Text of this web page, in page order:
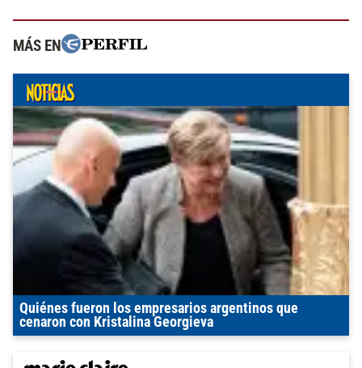
MÁS EN
Quiénes fueron los empresarios argentinos que
cenaron con Kristalina Georgieva